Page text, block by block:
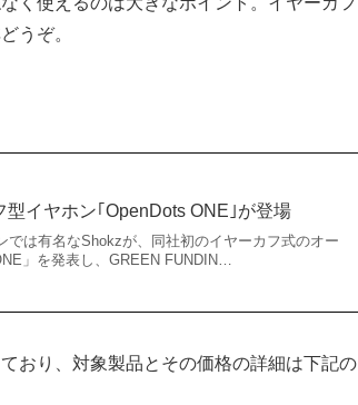
うぞ。
型イヤホン｢OpenDots ONE｣が登場
は有名なShokzが、同社初のイヤーカフ式のオー
」を発表し、GREEN FUNDIN…
おり、対象製品とその価格の詳細は下記の